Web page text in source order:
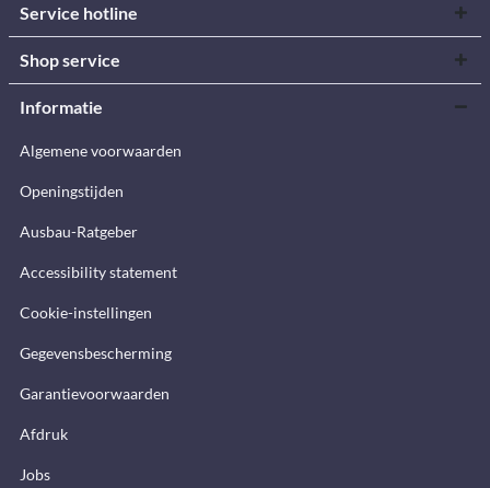
Service hotline
Shop service
Informatie
Algemene voorwaarden
Openingstijden
Ausbau-Ratgeber
Accessibility statement
Cookie-instellingen
Gegevensbescherming
Garantievoorwaarden
Afdruk
Jobs